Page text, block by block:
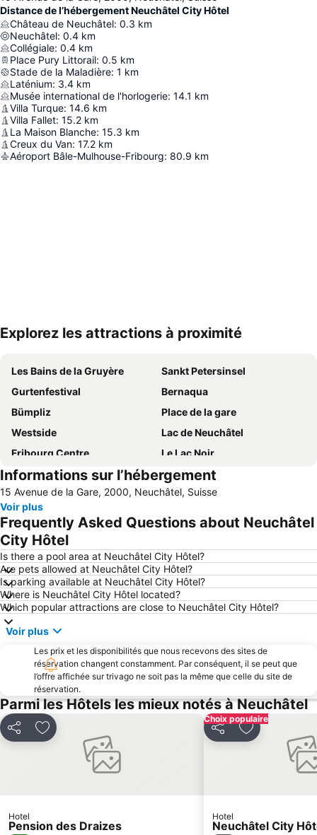
Distance de l’hébergement Neuchâtel City Hôtel
Château de Neuchâtel: 0.3 km
Neuchâtel: 0.4 km
Collégiale: 0.4 km
Place Pury Littorail: 0.5 km
Stade de la Maladière: 1 km
Laténium: 3.4 km
Musée international de l'horlogerie: 14.1 km
Villa Turque: 14.6 km
Villa Fallet: 15.2 km
La Maison Blanche: 15.3 km
Creux du Van: 17.2 km
Aéroport Bâle-Mulhouse-Fribourg: 80.9 km
Explorez les attractions à proximité
Les Bains de la Gruyère
Sankt Petersinsel
Gurtenfestival
Bernaqua
Bümpliz
Place de la gare
Westside
Lac de Neuchâtel
Fribourg Centre
Le Lac Noir
Hauptbahnhof Bern
Flughafen Grenchen
Länggasse
Papiliorama
Lac de Bienne
Le Saut du Doubs
Vieille Ville de Berne
Innere Stadt
Stade de Suisse
Vieille-Ville de Neuchâtel
Le vieux Bienne
Cailler Schokoladenfabrik
Marché aux Oignons
Zoo Rothaus
Kirchenfeld
Aéroport international de Berne
Tilleul de Morat
Bethlehem
La Chaux-de-Fonds - Le Locle, Watchmaking Town Planning
Breitenrain-Lorraine
Weihnachtsmarkt Bern
La Maison du Gruyère
Monbijou
Kornhaus
Château de Gruyères
Collégiale de Berne
Neufeld
Marzilibahn Funicular
Informations sur l’hébergement
15 Avenue de la Gare, 2000, Neuchâtel, Suisse
Voir plus
Frequently Asked Questions about Neuchâtel
City Hôtel
Is there a pool area at Neuchâtel City Hôtel?
Are pets allowed at Neuchâtel City Hôtel?
Is parking available at Neuchâtel City Hôtel?
Where is Neuchâtel City Hôtel located?
Which popular attractions are close to Neuchâtel City Hôtel?
Voir plus
Les prix et les disponibilités que nous recevons des sites de
réservation changent constamment. Par conséquent, il se peut que
l’offre affichée sur trivago ne soit pas la même que celle du site de
réservation.
Parmi les Hôtels les mieux notés à Neuchâtel
PartagerAjouter à mes favoris
Hotel
Pension des Draizes
Choix populaire
PartagerAjouter à
Hotel
Neuchâtel City